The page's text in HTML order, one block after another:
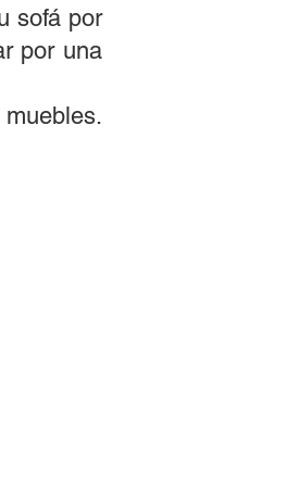
sofá por
por una